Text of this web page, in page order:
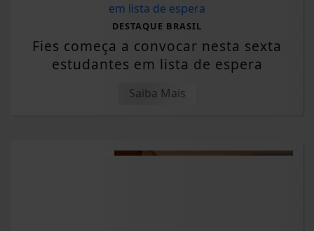
DESTAQUE BRASIL
Fies começa a convocar nesta sexta
estudantes em lista de espera
Saiba Mais